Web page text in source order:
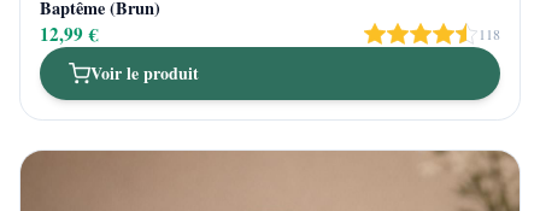
Baptême (Brun)
12,99 € 118
Voir le produit